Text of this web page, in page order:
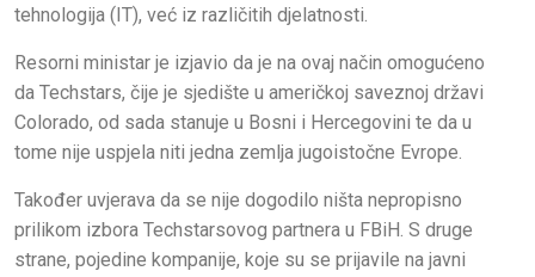
tehnologija (IT), već iz različitih djelatnosti.
Resorni ministar je izjavio da je na ovaj način omogućeno
da Techstars, čije je sjedište u američkoj saveznoj državi
Colorado, od sada stanuje u Bosni i Hercegovini te da u
tome nije uspjela niti jedna zemlja jugoistočne Evrope.
Također uvjerava da se nije dogodilo ništa nepropisno
prilikom izbora Techstarsovog partnera u FBiH. S druge
strane, pojedine kompanije, koje su se prijavile na javni